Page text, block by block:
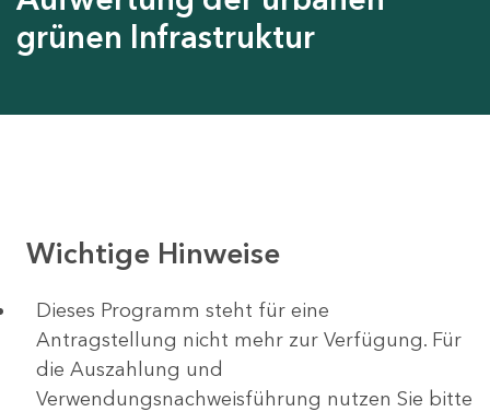
grünen Infrastruktur
Wichtige Hinweise
Dieses Programm steht für eine
Antragstellung nicht mehr zur Verfügung. Für
die Auszahlung und
Verwendungsnachweisführung nutzen Sie bitte